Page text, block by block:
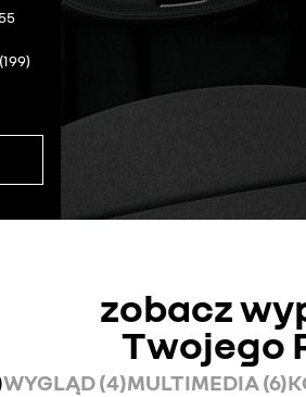
55
zobacz
Twojego
WYGLĄD (4)MULTIMEDIA (6)